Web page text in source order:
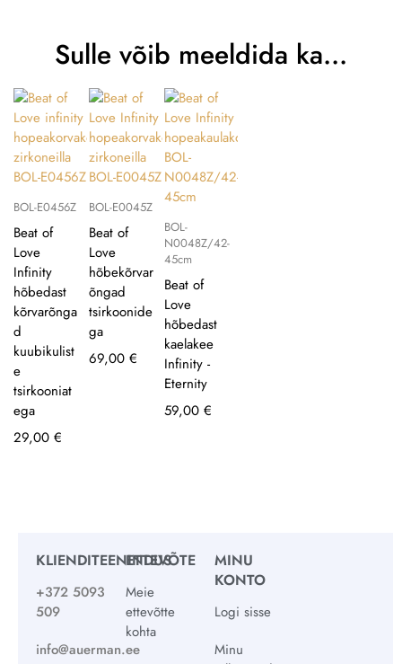
Sulle võib meeldida ka…
BOL-E0456Z
Beat of
Love
Infinity
hõbedast
kõrvarõnga
d
kuubikulist
e
tsirkooniat
ega
29,00 €
BOL-E0045Z
Beat of
Love
hõbekõrvar
õngad
tsirkoonide
ga
69,00 €
BOL-
N0048Z/42-
45cm
Beat of
Love
hõbedast
kaelakee
Infinity -
Eternity
59,00 €
KLIENDITEENINDUS
+372 5093
509
info@auerman.ee
ETTEVÕTE
Meie
ettevõtte
kohta
MINU
KONTO
Logi sisse
Minu